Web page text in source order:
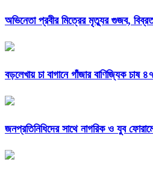
অভিনেতা প্রবীর মিত্রের মৃত্যুর গুজব,
বড়লেখায় চা বাগানে গাঁজার বাণিজ্যিক চাষ
জনপ্রতিনিধিদের সাথে নাগরিক ও যুব